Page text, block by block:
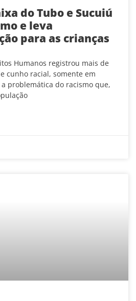
do Tubo e Sucuiú
e leva
para as crianças
Humanos registrou mais de
cunho racial, somente em
problemática do racismo que,